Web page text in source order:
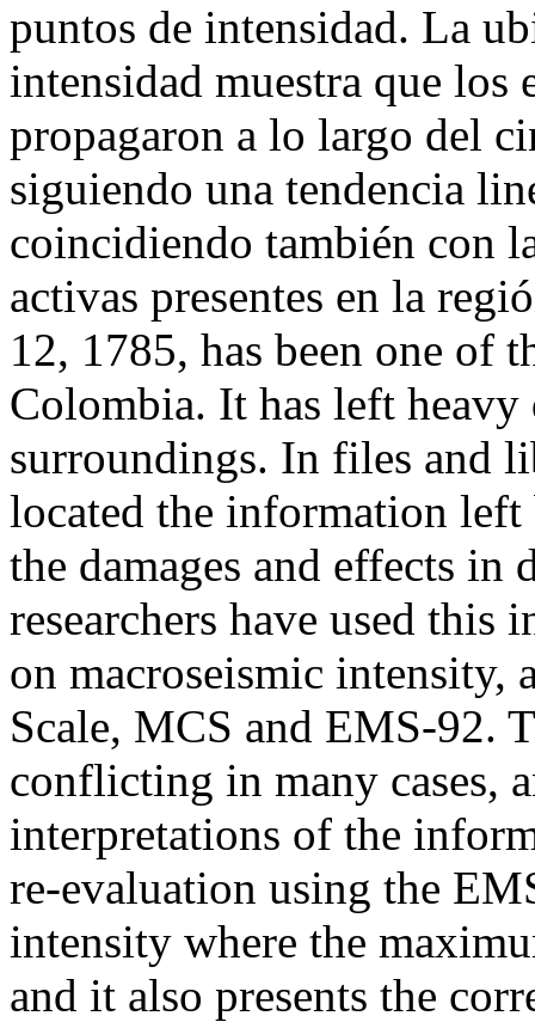
puntos de intensidad. La
intensidad muestra que los
propagaron a lo largo del
siguiendo una tendencia
coincidiendo también con
activas presentes en la
12, 1785, has been one of
Colombia. It has left heavy
surroundings. In files and
located the information left
the damages and effects
researchers have used this
on macroseismic
Scale, MCS and EMS-92.
conflicting in many cases,
interpretations of the
re-evaluation using the
intensity where the
and it also presents the